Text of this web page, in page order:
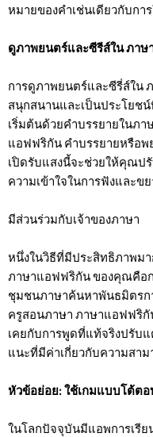
หมายของคำเช่นเดียวกับกา
ดูภาพยนตร์และซีรีส์ใน ภา
การดูภาพยนตร์และซีรี่ส์ใน
สนุกสนานและเป็นประโย
เริ่มต้นด้วยคำบรรยายในภ
แอฟฟริกัน คำบรรยายหรือพ
เปิดรับแสงนี้จะช่วยให้คุณปรั
ความเข้าใจในการฟังและ
มีส่วนร่วมกับเจ้าของภาษา
หนึ่งในวิธีที่มีประสิทธิภาพม
ภาษาแอฟฟริกัน ของคุณคือก
ชุมชนภาษาค้นหาพันธมิตรก
ครูสอนภาษา ภาษาแอฟฟริกั
เคยกับการพูดที่แท้จริงปรับ
แนะที่มีค่าเกี่ยวกับความสา
หัวข้อย่อย: ใช้เกมแบบโต้ตอ
ในโลกปัจจุบันมีแอพการเรี